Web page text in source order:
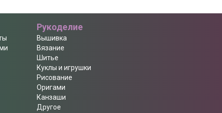
Рукоделие
Вышивка
Вязание
Шитье
Куклы и игрушки
Рисование
Оригами
Канзаши
Другое